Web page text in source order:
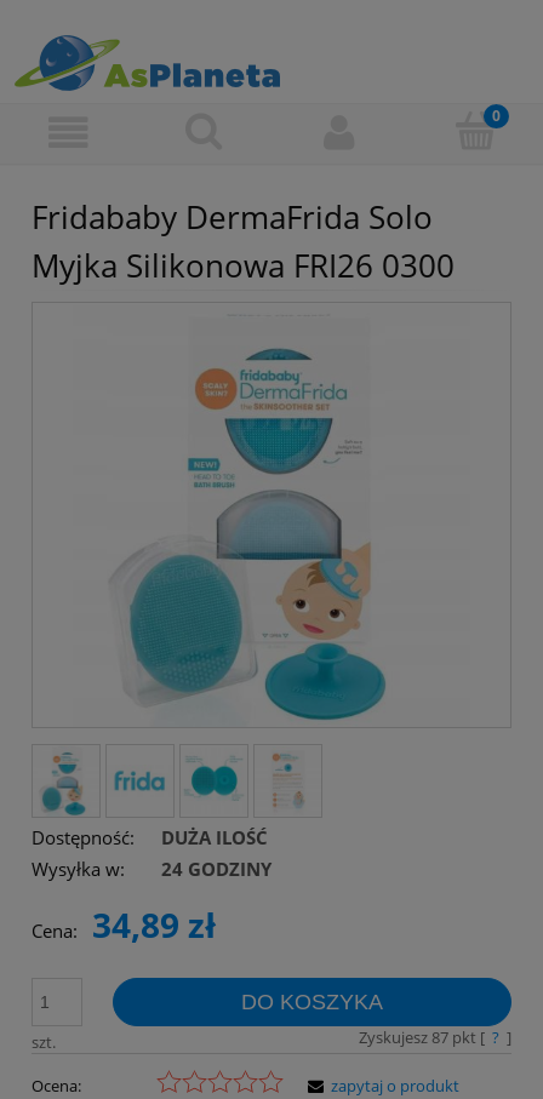
Fridababy DermaFrida Solo
Myjka Silikonowa FRI26 0300
Dostępność:
DUŻA ILOŚĆ
Wysyłka w:
24 GODZINY
Cena: 34,89 zł
szt.
DO KOSZYKA
Zyskujesz 87pkt [ ? ]
Ocena:
zapytaj o produkt